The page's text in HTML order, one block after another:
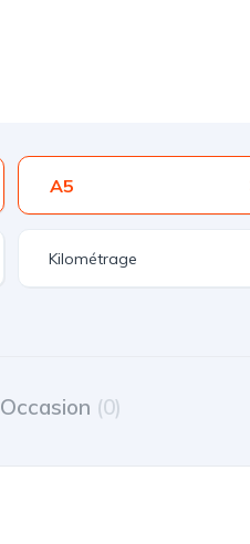
A5
Occasion (0)